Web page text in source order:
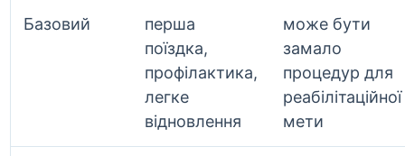
Базовий
перша
поїздка,
профілактика,
легке
відновлення
може бути
замало
процедур для
реабілітаційної
мети